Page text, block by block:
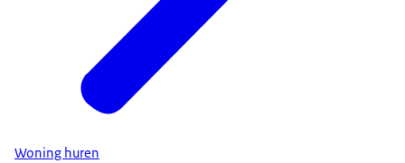
Woning huren